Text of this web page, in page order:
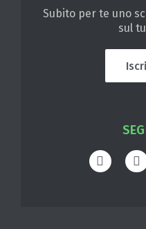
Subito per te uno
sul